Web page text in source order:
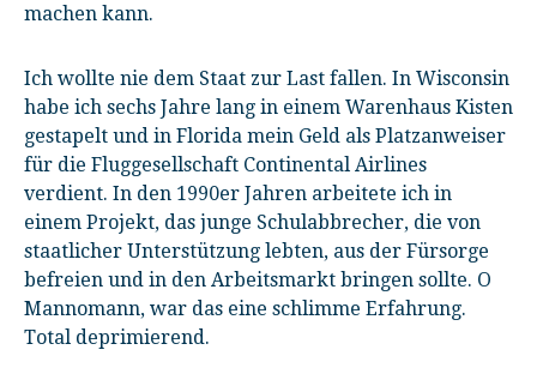
machen kann.
Ich wollte nie dem Staat zur Last fallen. In Wisconsin
habe ich sechs Jahre lang in einem Warenhaus Kisten
gestapelt und in Florida mein Geld als Platzanweiser
für die Fluggesellschaft Continental Airlines
verdient. In den 1990er Jahren arbeitete ich in
einem Projekt, das junge Schulabbrecher, die von
staatlicher Unterstützung lebten, aus der Fürsorge
befreien und in den Arbeitsmarkt bringen sollte. O
Mannomann, war das eine schlimme Erfahrung.
Total deprimierend.